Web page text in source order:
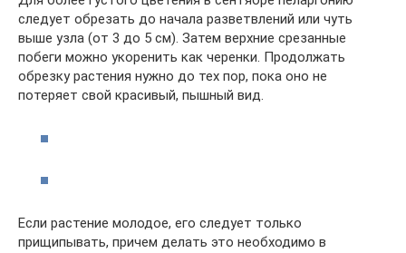
следует обрезать до начала разветвлений или чуть
выше узла (от 3 до 5 см). Затем верхние срезанные
побеги можно укоренить как черенки. Продолжать
обрезку растения нужно до тех пор, пока оно не
потеряет свой красивый, пышный вид.
Если растение молодое, его следует только
прищипывать, причем делать это необходимо в